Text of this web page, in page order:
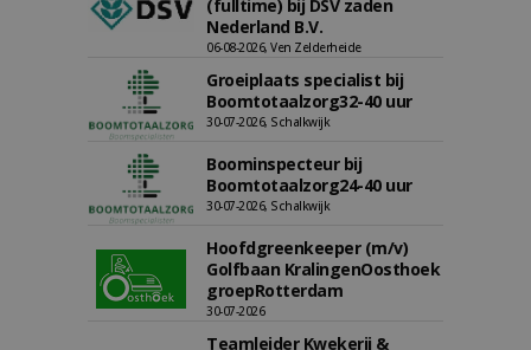
(fulltime) bij DSV zaden
Nederland B.V.
06-08-2026, Ven Zelderheide
Groeiplaats specialist bij
Boomtotaalzorg32-40 uur
30-07-2026, Schalkwijk
Boominspecteur bij
Boomtotaalzorg24-40 uur
30-07-2026, Schalkwijk
Hoofdgreenkeeper (m/v)
Golfbaan KralingenOosthoek
groepRotterdam
30-07-2026
Teamleider Kwekerij &